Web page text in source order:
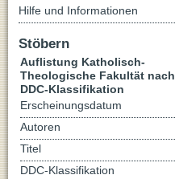
Hilfe und Informationen
Stöbern
Auflistung Katholisch-
Theologische Fakultät nach
DDC-Klassifikation
Erscheinungsdatum
Autoren
Titel
DDC-Klassifikation